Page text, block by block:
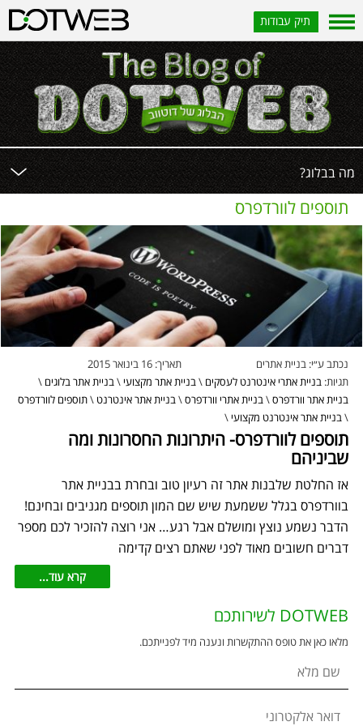
תיק עבודות
?מה בבלוג
תוספים לוורדפרס
נכתב ע״י: בניית אתרים תאריך:
תגיות: בניית אתרי אינטרנט לעסקים \בניית אתר מקצועי \בניית אתר בלוגים \
בניית אתר וורדפרס\בניית אתרי וורדפרס\בניית אתר אינטרנט \תוספים לוורדפרס
\בניית אתר אינטרנט מקצועי \
תוספים לוורדפרס- היתרונות החסרונות ומה
שביניהם
אז החלטת שלבנות אתר זה רעיון טוב ובחרת בבניית אתר
בוורדפרס בגלל ששמעת שיש שם המון תוספים מגניבים ובחינם!
הדבר נשמע נוצץ ומושלם אבל רגע… אני רוצה להזכיר לכם מספר
דברים חשובים מאוד לפני שאתם רצים קדימה
קרא עוד...
DOTWEB לשירותכם
מלאו כאן את טופס ההתקשרות ונענה מיד לפנייתכם.
שם מלא
דואר אלקטרוני